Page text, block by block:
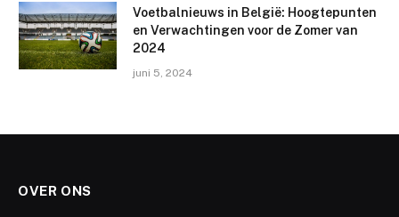
Voetbalnieuws in België: Hoogtepunten
en Verwachtingen voor de Zomer van
2024
juni 5, 2024
OVER ONS